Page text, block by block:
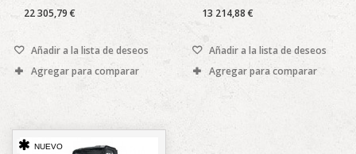
22 305,79 €
Añadir a la lista de deseos
Agregar para comparar
13 214,88 €
Añadir a la lista de deseos
Agregar para comparar
NUEVO